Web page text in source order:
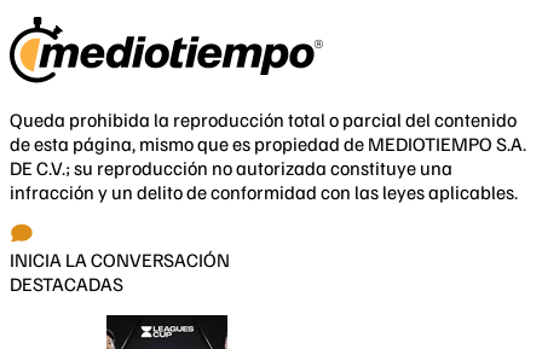
Queda prohibida la reproducción total o parcial del contenido
de esta página, mismo que es propiedad de MEDIOTIEMPO S.A.
DE C.V.; su reproducción no autorizada constituye una
infracción y un delito de conformidad con las leyes aplicables.
INICIA LA CONVERSACIÓN
DESTACADAS